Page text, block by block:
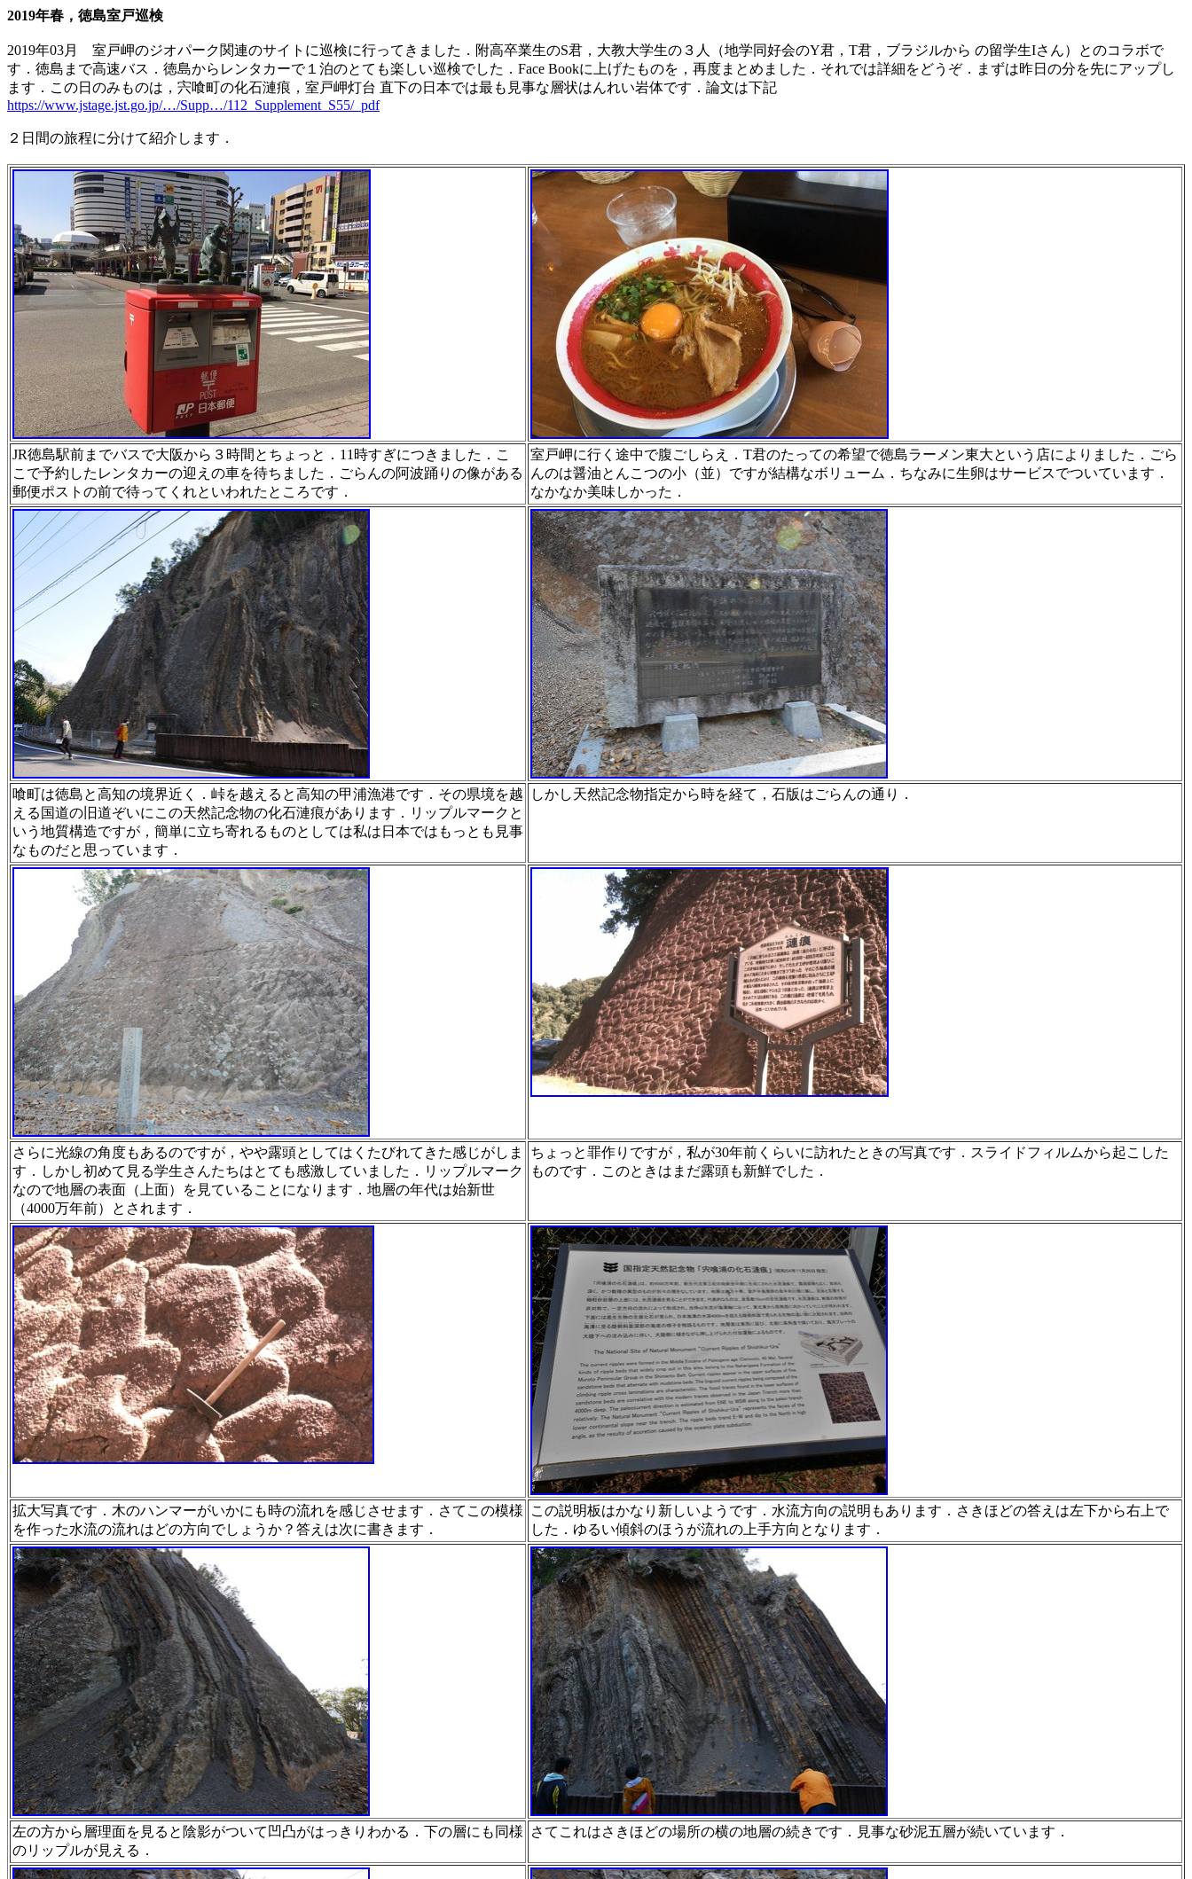
2019年春，徳島室戸巡検
2019年03月 室戸岬のジオパーク関連のサイトに巡検に行ってきました．附高卒業生のS君，大教大学生の３人（地学同好会のY君，T君，ブラジルから の留学生Iさん）とのコラボで
す．徳島まで高速バス．徳島からレンタカーで１泊のとても楽しい巡検でした．Face Bookに上げたものを，再度まとめました．それでは詳細をどうぞ．まずは昨日の分を先にアップし
ます．この日のみものは，宍喰町の化石漣痕，室戸岬灯台 直下の日本では最も見事な層状はんれい岩体です．論文は下記
https://www.jstage.jst.go.jp/…/Supp…/112_Supplement_S55/_pdf
２日間の旅程に分けて紹介します．
JR徳島駅前までバスで大阪から３時間とちょっと．11 時すぎにつきました．こ
こで予約したレンタカーの迎えの車を待ちました．ごらんの阿波踊りの像がある
郵便ポスト の前で待ってくれといわれたところです．
室戸岬に行く途中で腹ごしらえ．T君のたっての希望で徳島ラーメン東大という店によりました．ごら
んのは醤油と んこつの小（並）ですが結構なボリューム．ちなみに生卵はサービスでついています．
なかなか美味しかった．
喰町は徳島と高知の境界近く．峠を越えると高知の甲浦漁港です．その県境を越
える国道の旧道ぞいにこの天然記念物の化石漣痕があります．リップルマークと
いう地質構造ですが，簡単に立ち寄れるものとしては私は日本ではも っとも見事
なものだと思っています．
しかし天然記念物指定から時を経て，石版はごらんの通り ．
さらに光線の角度もあるのですが，やや露頭としてはくたびれてきた感じがしま
す．しかし初めて見る学生さんたちはとても感激していました．リップルマーク
なので地層の表面（上面）を見ていることになります．地層の年代は始新世
（4000万年前）とされます．
ちょっと罪作りですが，私が30年前くらいに訪れたときの写真です．スライドフィルムから起こした
ものです．こ のときはまだ露頭も新鮮でした．
拡大写真です．木のハンマーがいかにも時の流れを感じさせます．さてこの模様
を作った水流の流れはどの方向でし ょうか？答えは次に書きます．
この説明板はかなり新しいようです．水流方向の説明もありま す ．さきほどの答えは左下から右上で
した．ゆるい傾斜のほう が流れの上手方向となります．
左の方から層理面を見ると陰影がついて凹凸がはっきりわかる．下の層にも同様
のリップルが見える．
さてこれはさきほどの場所の横の地層の続きです．見事な砂泥五層が続いています．